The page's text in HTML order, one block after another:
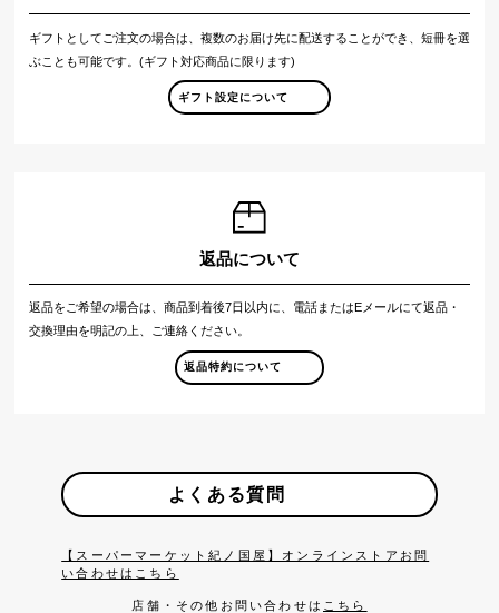
ギフトとしてご注文の場合は、複数のお届け先に配送することができ、短冊を選
ぶことも可能です。(ギフト対応商品に限ります)
ギフト設定について
返品について
返品をご希望の場合は、商品到着後7日以内に、電話またはEメールにて返品・
交換理由を明記の上、ご連絡ください。
返品特約について
よくある質問
【スーパーマーケット紀ノ国屋】オンラインストアお問
い合わせはこちら
店舗・その他お問い合わせは こちら